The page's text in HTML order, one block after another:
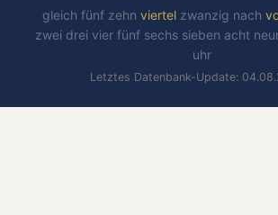
gleich fünf zehn viertel zwanzig nach
zwei drei vier fünf sechs sieben acht
uhr
Letztes Datenbank-Update: